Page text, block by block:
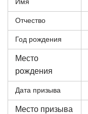
Имя
Отчество
Год рождения
Место
рождения
Дата призыва
Место призыва